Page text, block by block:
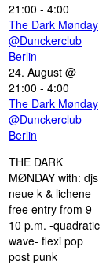
21:00 - 4:00
The Dark Mønday
@Dunckerclub
Berlin
24. August @
21:00 - 4:00
The Dark Mønday
@Dunckerclub
Berlin
THE DARK
MØNDAY with: djs
neue k & lichene
free entry from 9-
10 p.m. -quadratic
wave- flexi pop
post punk